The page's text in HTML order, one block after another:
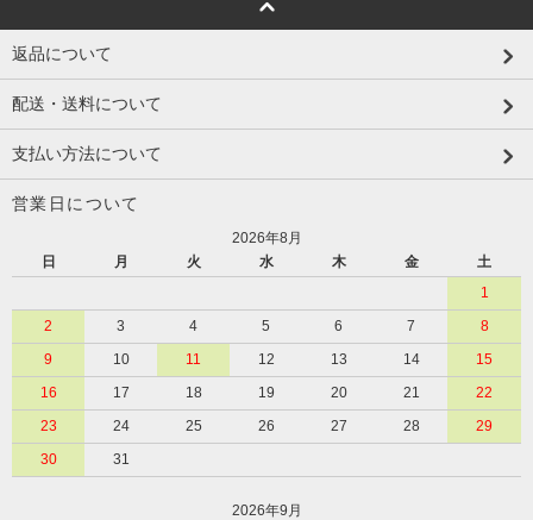
返品について
配送・送料について
支払い方法について
営業日について
2026年8月
日
月 火 水 木 金
土
1
2
3 4 5 6 7
8
9
10 11 12 13 14
15
16
17 18 19 20 21
22
23
24 25 26 27 28
29
30
31
2026年9月